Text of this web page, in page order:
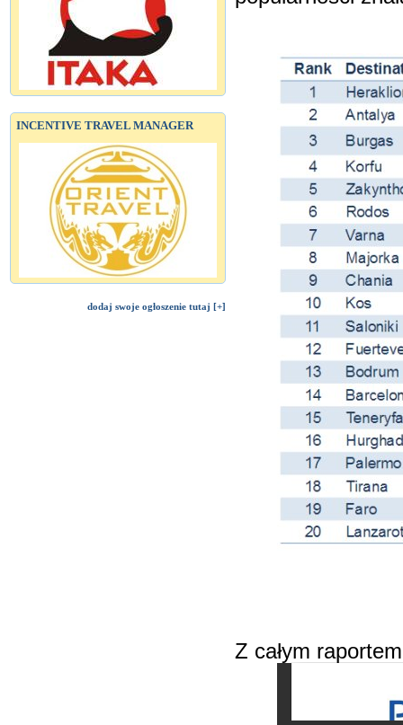
INCENTIVE TRAVEL MANAGER
dodaj swoje ogłoszenie tutaj [+]
Z całym